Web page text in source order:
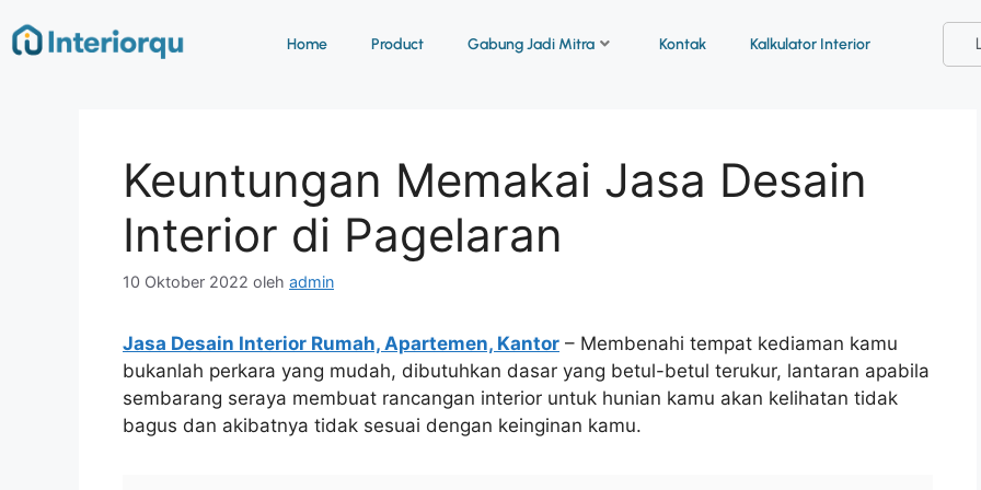
Home Product Gabung Jadi Mitra Kontak Kalkulator Interior
Keuntungan Memakai Jasa Desain
Interior di Pagelaran
10 Oktober 2022 oleh admin
Jasa Desain Interior Rumah, Apartemen, Kantor – Membenahi tempat kediaman kamu
bukanlah perkara yang mudah, dibutuhkan dasar yang betul-betul terukur, lantaran apabila
sembarang seraya membuat rancangan interior untuk hunian kamu akan kelihatan tidak
bagus dan akibatnya tidak sesuai dengan keinginan kamu.